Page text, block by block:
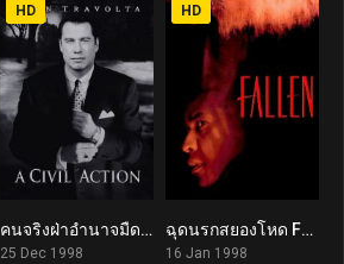
6.6
HD
คนจริงฝ่าอำนาจมืด A Civil Action (1998)
25 Dec 1998
7.0
HD
ฉุดนรกสยองโหด Fallen (1998)
16 Jan 1998